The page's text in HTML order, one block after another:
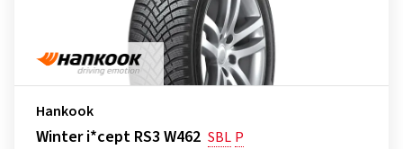
Hankook
Winter i*cept RS3 W462 SBL P